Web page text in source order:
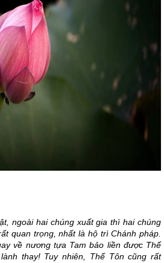
ngoài hai chúng xuất gia thì hai chúng
quan trọng, nhất là hộ trì Chánh pháp.
về nương tựa Tam bảo liền được Thế
thay! Tuy nhiên, Thế Tôn cũng rất